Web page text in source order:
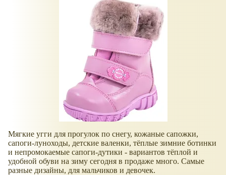
Мягкие угги для прогулок по снегу, кожаные сапожки,
сапоги-луноходы, детские валенки, тёплые зимние ботинки
и непромокаемые сапоги-дутики - вариантов тёплой и
удобной обуви на зиму сегодня в продаже много. Самые
разные дизайны, для мальчиков и девочек.